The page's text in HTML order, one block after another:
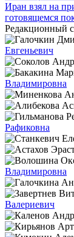
Иран взял на
готовящемся
Редакционный
Евгеньевич
Владимировна
Рафиковна
Владимировна
Валериевич